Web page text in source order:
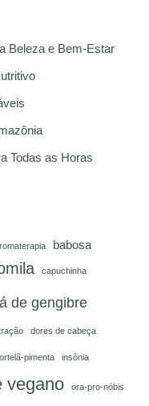
Beleza e Bem-Estar
Todas as Horas
babosa
capuchinha
de gengibre
dores de cabeça
pimenta insônia
vegano ora-pro-nóbis